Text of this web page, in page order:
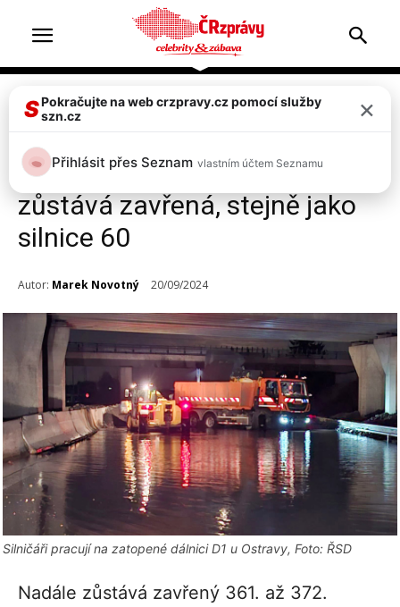
Doprava & nehody Top 2
Silničáři celou noc čerpali
vodu z dálnice D1, stále
zůstává zavřená, stejně jako
silnice 60
Autor: Marek Novotný 20/09/2024
Silničáři pracují na zatopené dálnici D1 u Ostravy, Foto: ŘSD
Nadále zůstává zavřený 361. až 372.
SPokračujte na web crzpravy.cz pomocí služby
szn.cz
×
Přihlásit přes Seznam vlastním účtem Seznamu